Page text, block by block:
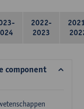
2022-
2023
component